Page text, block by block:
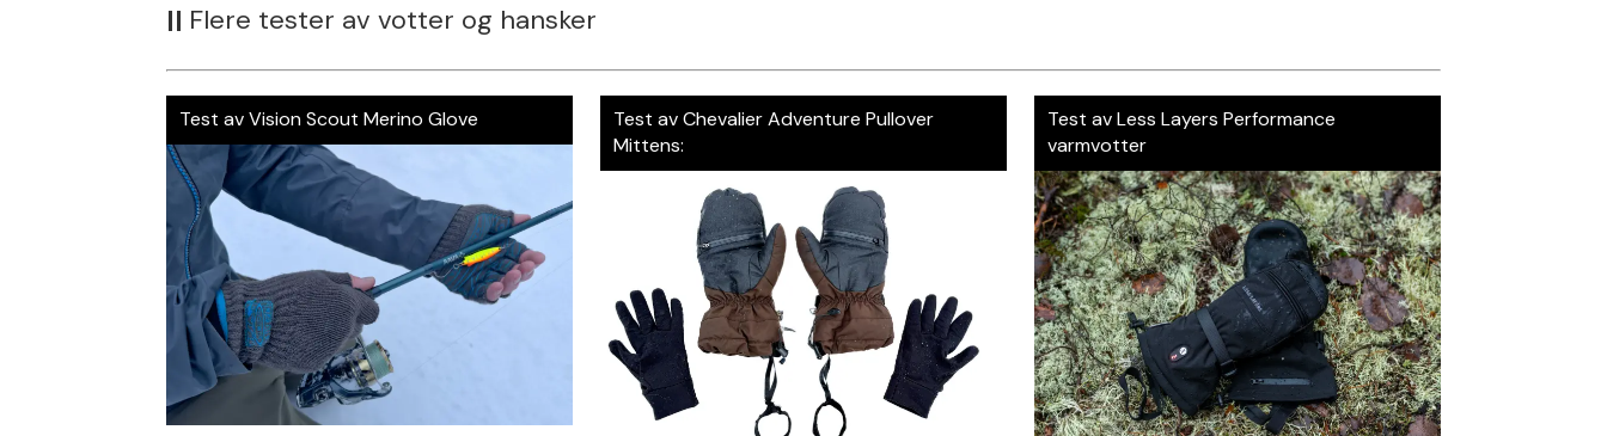
|| Flere tester av votter og hansker
Test av Vision Scout Merino Glove
Test av Chevalier Adventure Pullover
Mittens:
Test av Less Layers Performance
varmvotter